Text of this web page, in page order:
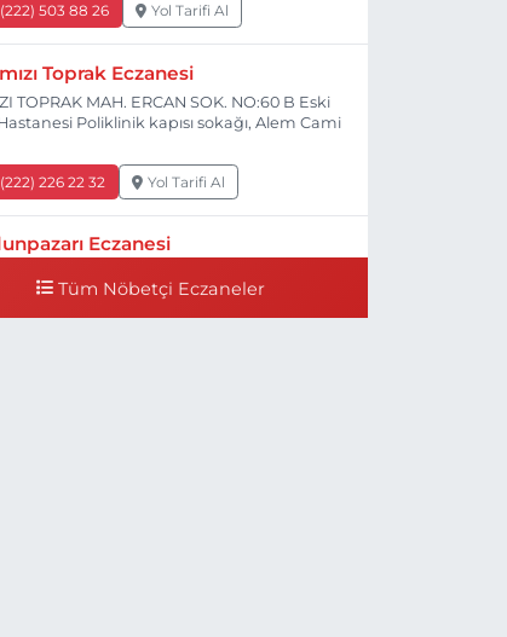
503 88 26 Yol Tarifi Al
Toprak Eczanesi
TOPRAK MAH. ERCAN SOK. NO:60 B Eski
Poliklinik kapısı sokağı, Alem Cami
226 22 32 Yol Tarifi Al
Eczanesi
E TIP FAKÜLTESİ KARŞISI
Tüm Nöbetçi Eczaneler